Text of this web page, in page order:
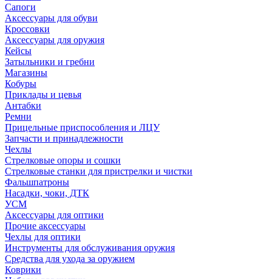
Сапоги
Аксессуары для обуви
Кроссовки
Аксессуары для оружия
Кейсы
Затыльники и гребни
Магазины
Кобуры
Приклады и цевья
Антабки
Ремни
Прицельные приспособления и ЛЦУ
Запчасти и принадлежности
Чехлы
Стрелковые опоры и сошки
Стрелковые станки для пристрелки и чистки
Фальшпатроны
Насадки, чоки, ДТК
УСМ
Аксессуары для оптики
Прочие аксессуары
Чехлы для оптики
Инструменты для обслуживания оружия
Средства для ухода за оружием
Коврики